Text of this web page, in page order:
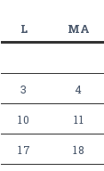
L MA
3 4
10 11
17 18